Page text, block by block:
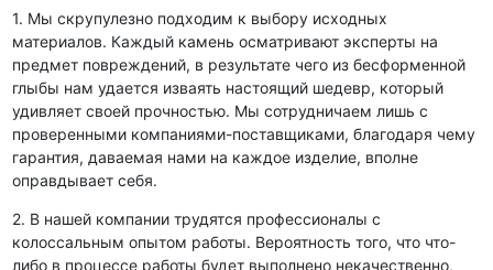
1. Мы скрупулезно подходим к выбору исходных
материалов. Каждый камень осматривают эксперты на
предмет повреждений, в результате чего из бесформенной
глыбы нам удается изваять настоящий шедевр, который
удивляет своей прочностью. Мы сотрудничаем лишь с
проверенными компаниями-поставщиками, благодаря чему
гарантия, даваемая нами на каждое изделие, вполне
оправдывает себя.
2. В нашей компании трудятся профессионалы с
колоссальным опытом работы. Вероятность того, что что-
либо в процессе работы будет выполнено некачественно,